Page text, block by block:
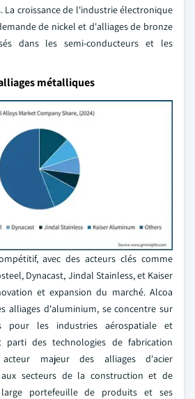
La croissance de l'industrie électronique
de nickel et d'alliages de bronze
dans les semi-conducteurs et les
métalliques
avec des acteurs clés comme
Dynacast, Jindal Stainless, et Kaiser
et expansion du marché. Alcoa
alliages d'aluminium, se concentre sur
pour les industries aérospatiale et
des technologies de fabrication
acteur majeur des alliages d'acier
aux secteurs de la construction et de
portefeuille de produits et ses